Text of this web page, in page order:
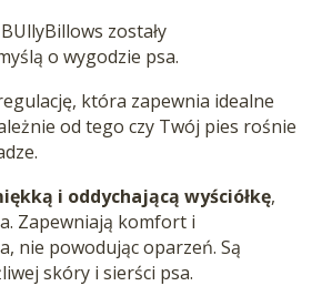
zostały
o wygodzie psa.
która zapewnia idealne
od tego czy Twój pies rośnie
i oddychającą wyściółkę,
Zapewniają komfort i
nie powodując oparzeń. Są
skóry i sierści psa.